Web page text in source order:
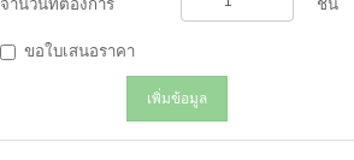
จำนวนที่ต้องการ ชิ้น
ขอใบเสนอราคา
เพิ่มข้อมูล